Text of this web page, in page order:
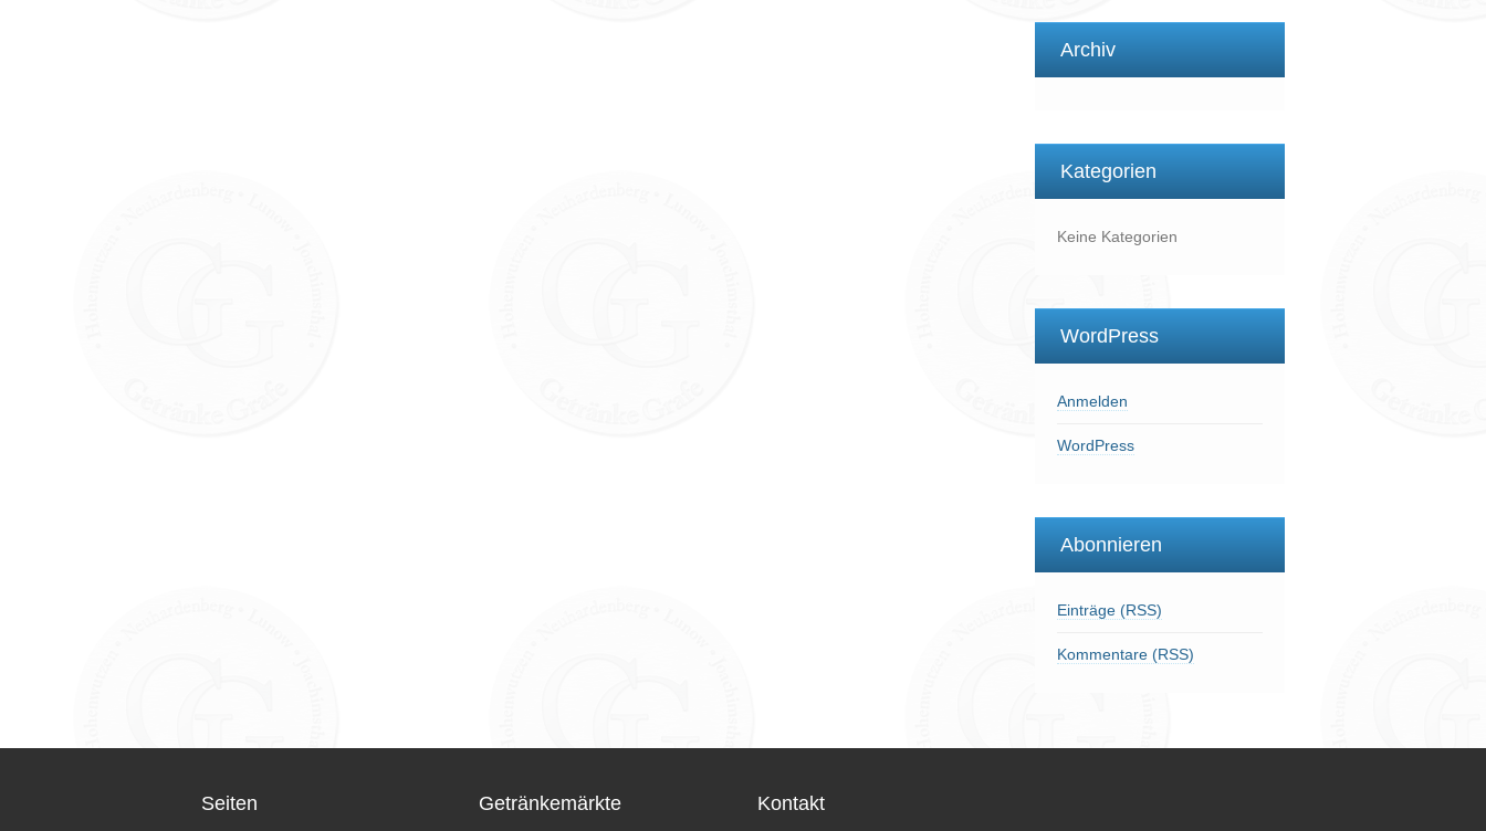
Archiv
Kategorien
Keine Kategorien
WordPress
Anmelden
WordPress
Abonnieren
Einträge (RSS)
Kommentare (RSS)
Seiten Getränkemärkte Kontakt